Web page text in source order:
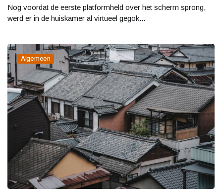
Nog voordat de eerste platformheld over het scherm sprong,
werd er in de huiskamer al virtueel gegok...
Algemeen